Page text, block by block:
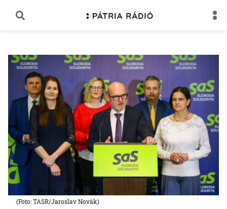
(Foto: TASR/Jaroslav Novák)